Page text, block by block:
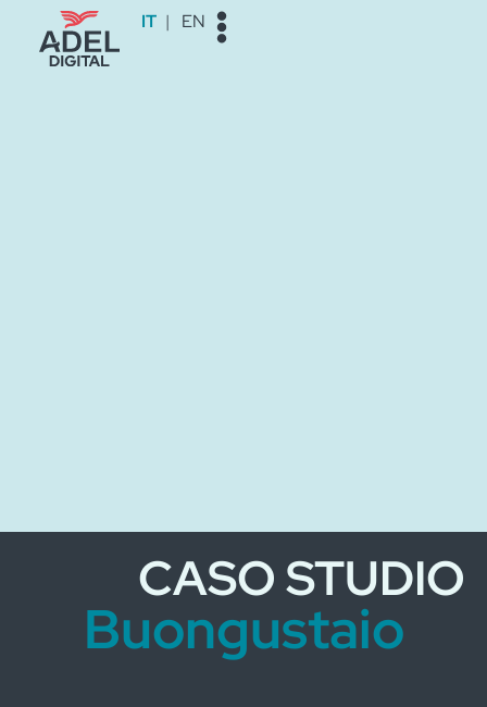
contenuto
IT EN
CASO STUDIO
Buongustaio